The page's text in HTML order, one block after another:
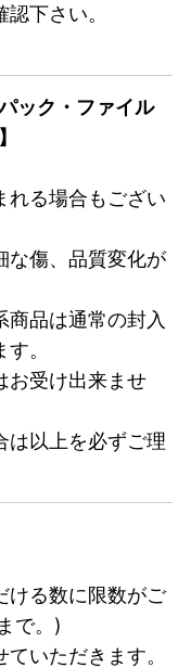
下さい。
ック・ファイル
れる場合もござい
な傷、品質変化が
商品は通常の封入
。
お受け出来ませ
は以上を必ずご理
ける数に限数がご
で。)
いただきます。